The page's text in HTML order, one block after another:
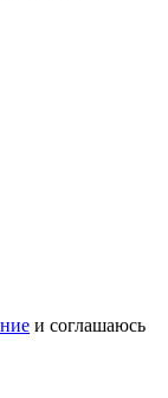
и соглашаюсь